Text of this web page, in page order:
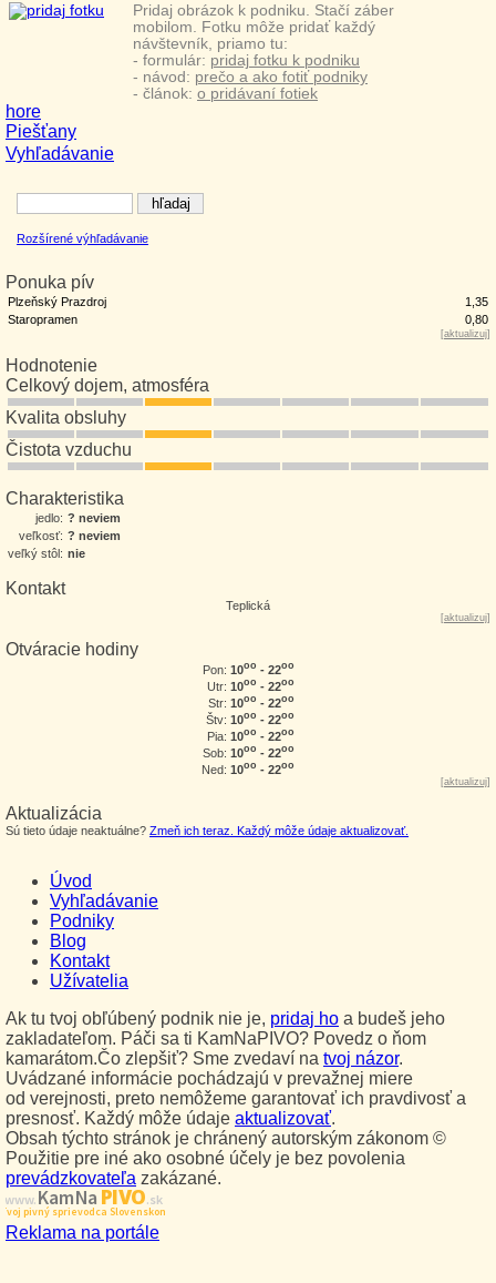
Vyhľadávanie
Rozšírené výhľadávanie
Ponuka pív
Plzeňský Prazdroj
1,35
Staropramen
0,80
[aktualizuj]
Hodnotenie
Celkový dojem, atmosféra
Kvalita obsluhy
Čistota vzduchu
Charakteristika
jedlo: ? neviem
veľkosť: ? neviem
veľký stôl: nie
Kontakt
Teplická
[aktualizuj]
Otváracie hodiny
Pon: 10oo - 22oo
Utr: 10oo - 22oo
Str: 10oo - 22oo
Štv: 10oo - 22oo
Pia: 10oo - 22oo
Sob: 10oo - 22oo
Ned: 10oo - 22oo
[aktualizuj]
Aktualizácia
Sú tieto údaje neaktuálne? Zmeň ich teraz. Každý môže údaje aktualizovať.
Pridaj obrázok k podniku. Stačí záber
mobilom. Fotku môže pridať každý
návštevník, priamo tu:
- formulár: pridaj fotku k podniku
- návod: prečo a ako fotiť podniky
- článok: o pridávaní fotiek
hore
Piešťany
Úvod
Vyhľadávanie
Podniky
Blog
Kontakt
Užívatelia
Ak tu tvoj obľúbený podnik nie je, pridaj ho a budeš jeho
zakladateľom. Páči sa ti KamNaPIVO? Povedz o ňom
kamarátom.Čo zlepšiť? Sme zvedaví na tvoj názor.
Uvádzané informácie pochádzajú v prevažnej miere
od verejnosti, preto nemôžeme garantovať ich pravdivosť a
presnosť. Každý môže údaje aktualizovať.
Obsah týchto stránok je chránený autorským zákonom ©
Použitie pre iné ako osobné účely je bez povolenia
prevádzkovateľa zakázané.
www.Kam NaPIVO.sk
Tvoj pivný sprievodca Slovenskom
Reklama na portále